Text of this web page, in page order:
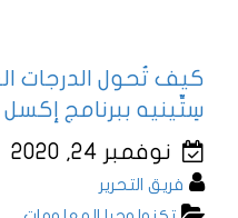
كيف تُحول الدرجات
سِتِّينيه ببرنامج إكسل
نوفمبر 24, 2020
فريق التحرير